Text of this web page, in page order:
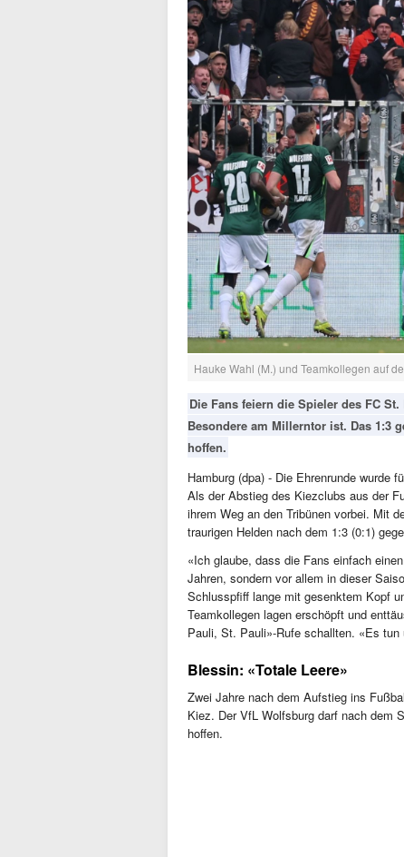
Hauke Wahl (M.) und Teamkollegen auf
Die Fans feiern die Spieler des FC
Besondere am Millerntor ist. Das 1:3
hoffen.
Hamburg (dpa) - Die Ehrenrunde wurde
Als der Abstieg des Kiezclubs aus der
ihrem Weg an den Tribünen vorbei. Mit
traurigen Helden nach dem 1:3 (0:1)
«Ich glaube, dass die Fans einfach
Jahren, sondern vor allem in dieser
Schlusspfiff lange mit gesenktem Kopf
Teamkollegen lagen erschöpft und
Pauli, St. Pauli»-Rufe schallten. «Es
Blessin: «Totale Leere»
Zwei Jahre nach dem Aufstieg ins
Kiez. Der VfL Wolfsburg darf nach dem
hoffen.